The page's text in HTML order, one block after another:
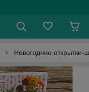
Новогодние открытки-